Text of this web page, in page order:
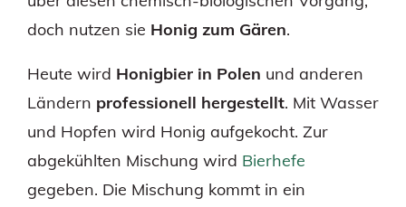
doch nutzen sie Honig zum Gären.
Heute wird Honigbier in Polen und anderen
Ländern professionell hergestellt. Mit Wasser
und Hopfen wird Honig aufgekocht. Zur
abgekühlten Mischung wird Bierhefe
gegeben. Die Mischung kommt in ein